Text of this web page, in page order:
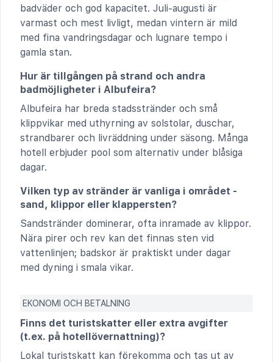
badväder och god kapacitet. Juli-augusti är
varmast och mest livligt, medan vintern är mild
med fina vandringsdagar och lugnare tempo i
gamla stan.
Hur är tillgången på strand och andra
badmöjligheter i Albufeira?
Albufeira har breda stadsstränder och små
klippvikar med uthyrning av solstolar, duschar,
strandbarer och livräddning under säsong. Många
hotell erbjuder pool som alternativ under blåsiga
dagar.
Vilken typ av stränder är vanliga i området -
sand, klippor eller klappersten?
Sandstränder dominerar, ofta inramade av klippor.
Nära pirer och rev kan det finnas sten vid
vattenlinjen; badskor är praktiskt under dagar
med dyning i smala vikar.
EKONOMI OCH BETALNING
Finns det turistskatter eller extra avgifter
(t.ex. på hotellövernattning)?
Lokal turistskatt kan förekomma och tas ut av